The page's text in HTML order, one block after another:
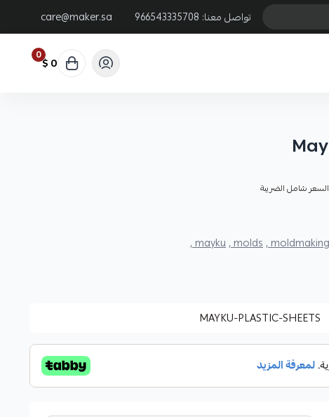
تواصل معنا: 966543335708
care@maker.sa
0 0 $
السعر شامل الضريبة
moldmaking ,
molds ,
mayku ,
MAYKU-PLASTIC-SHEETS